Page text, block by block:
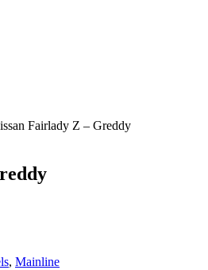
Fairlady Z – Greddy
, Mainline